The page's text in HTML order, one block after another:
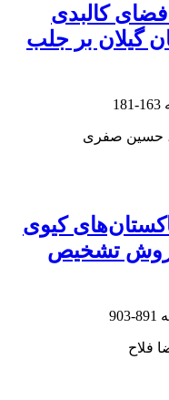
فضای کالبدی
گیلان بر جلب
163-181
حسین صفری
کیوی
روش تشخیص
891-903
فلاح